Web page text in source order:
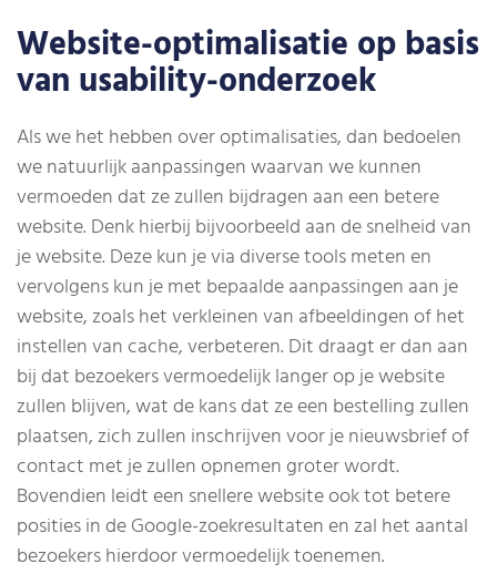
Website-optimalisatie op basis
van usability-onderzoek
Als we het hebben over optimalisaties, dan bedoelen
we natuurlijk aanpassingen waarvan we kunnen
vermoeden dat ze zullen bijdragen aan een betere
website. Denk hierbij bijvoorbeeld aan de snelheid van
je website. Deze kun je via diverse tools meten en
vervolgens kun je met bepaalde aanpassingen aan je
website, zoals het verkleinen van afbeeldingen of het
instellen van cache, verbeteren. Dit draagt er dan aan
bij dat bezoekers vermoedelijk langer op je website
zullen blijven, wat de kans dat ze een bestelling zullen
plaatsen, zich zullen inschrijven voor je nieuwsbrief of
contact met je zullen opnemen groter wordt.
Bovendien leidt een snellere website ook tot betere
posities in de Google-zoekresultaten en zal het aantal
bezoekers hierdoor vermoedelijk toenemen.